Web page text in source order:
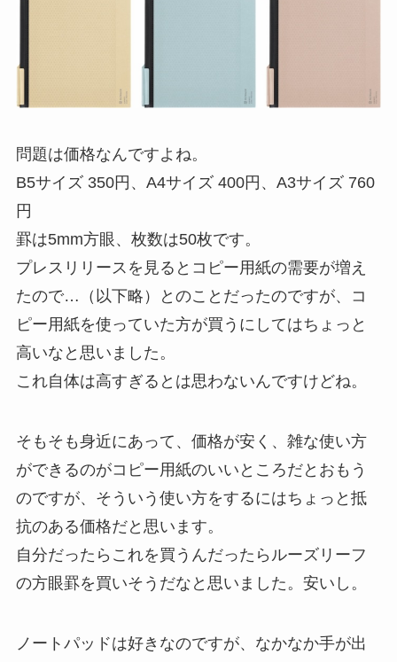
問題は価格なんですよね。
B5サイズ 350円、A4サイズ 400円、A3サイズ 760
円
罫は5mm方眼、枚数は50枚です。
プレスリリースを見るとコピー用紙の需要が増え
たので…（以下略）とのことだったのですが、コ
ピー用紙を使っていた方が買うにしてはちょっと
高いなと思いました。
これ自体は高すぎるとは思わないんですけどね。
そもそも身近にあって、価格が安く、雑な使い方
ができるのがコピー用紙のいいところだとおもう
のですが、そういう使い方をするにはちょっと抵
抗のある価格だと思います。
自分だったらこれを買うんだったらルーズリーフ
の方眼罫を買いそうだなと思いました。安いし。
ノートパッドは好きなのですが、なかなか手が出